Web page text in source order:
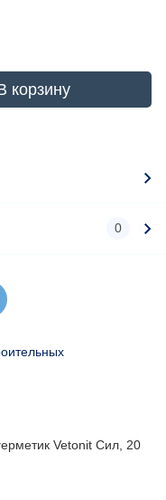
корзину
0
Vetonit Сил, 20